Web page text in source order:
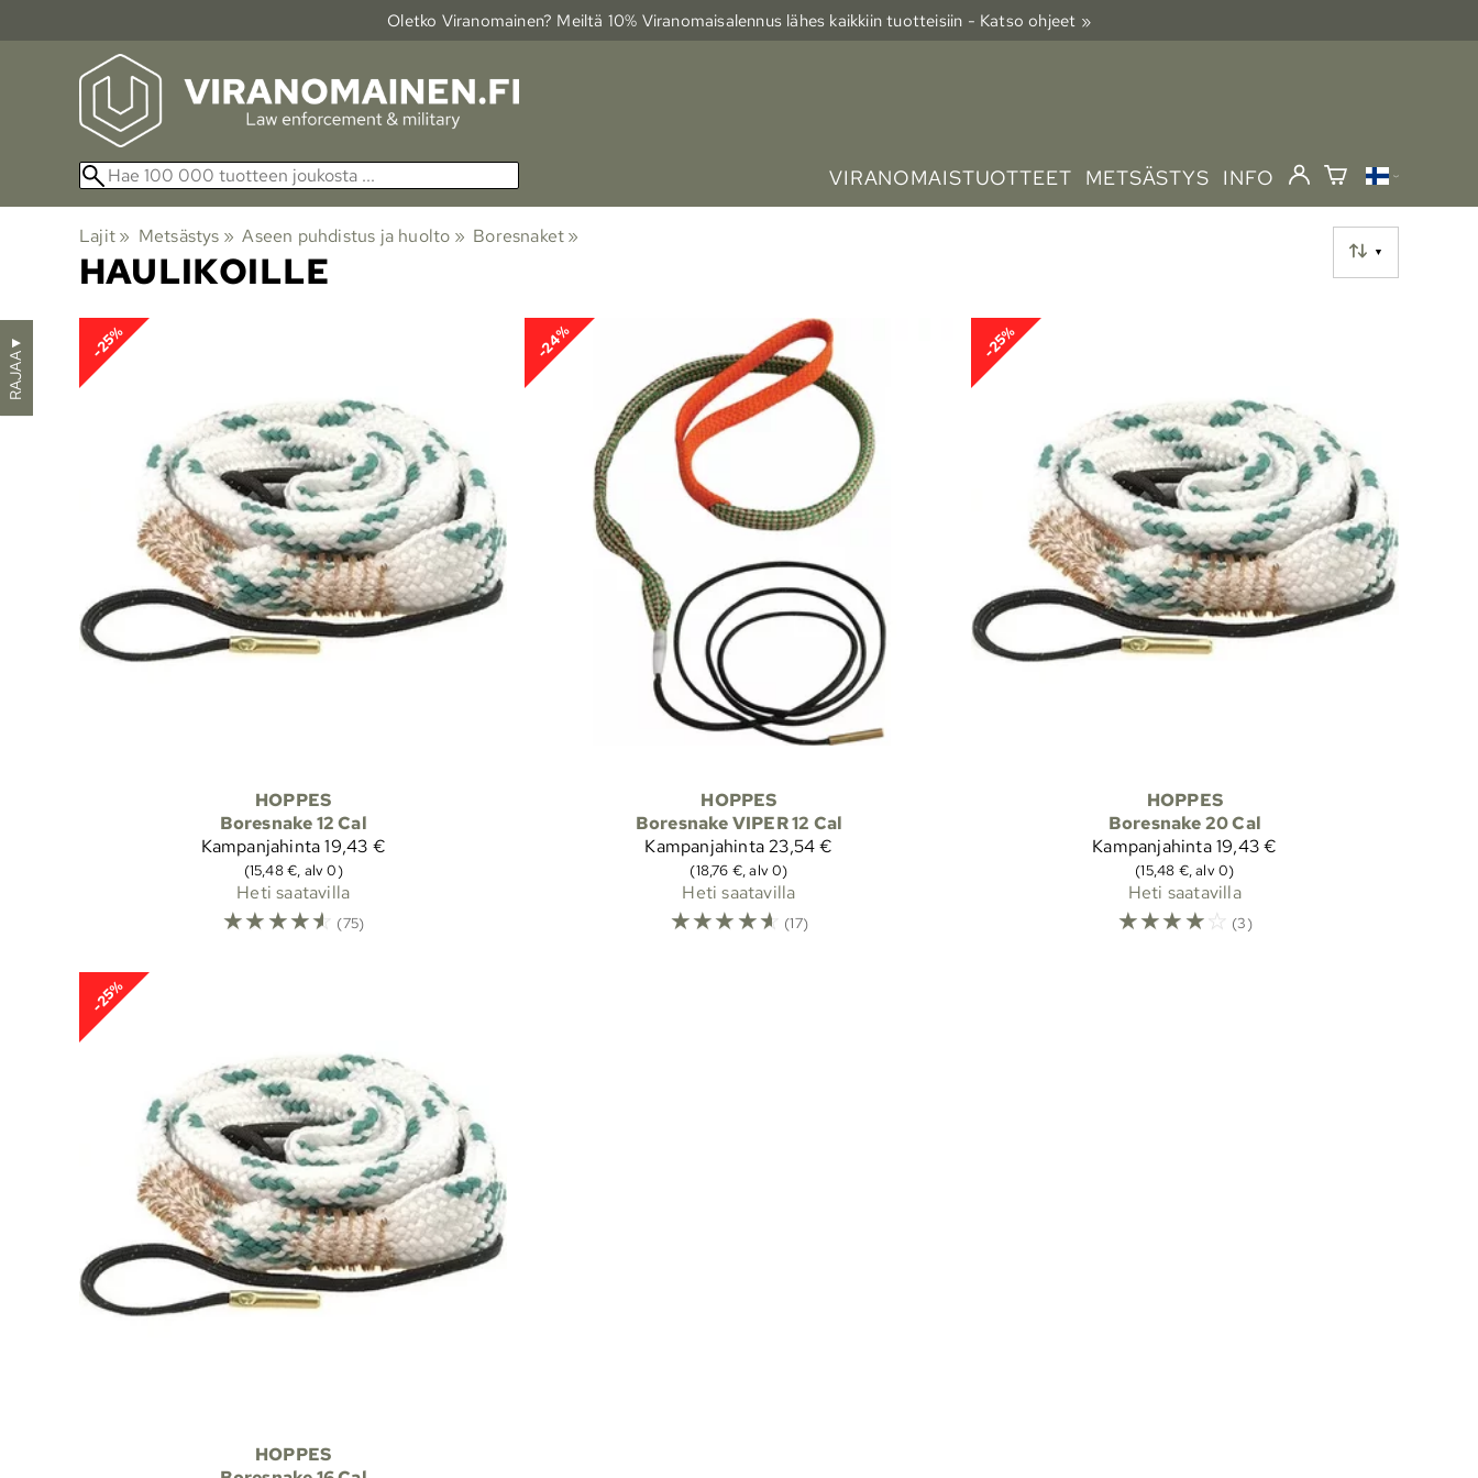
Oletko Viranomainen? Meiltä 10% Viranomais­alennus lähes kaikkiin tuotteisiin - Katso ohjeet »
VIRANOMAISTUOTTEET METSÄSTYS INFO
Lajit‪» Metsästys ‪» Aseen puhdistus ja huolto ‪» Boresnaket‪»
▼
HAULIKOILLE
RAJAA
▼ -25%
HOPPES
Boresnake 12 Cal
Kampanjahinta19,43 €
(15,48 €, alv 0)
Heti saatavilla
☆☆☆☆☆ (75)
-24%
HOPPES
Boresnake VIPER 12 Cal
Kampanjahinta23,54 €
(18,76 €, alv 0)
Heti saatavilla
☆☆☆☆☆ (17)
-25%
HOPPES
Boresnake 20 Cal
Kampanjahinta19,43 €
(15,48 €, alv 0)
Heti saatavilla
☆☆☆☆☆ (3)
-25%
HOPPES